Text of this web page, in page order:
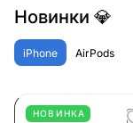
Новинки 💎
iPhone AirPods
НОВИНКА